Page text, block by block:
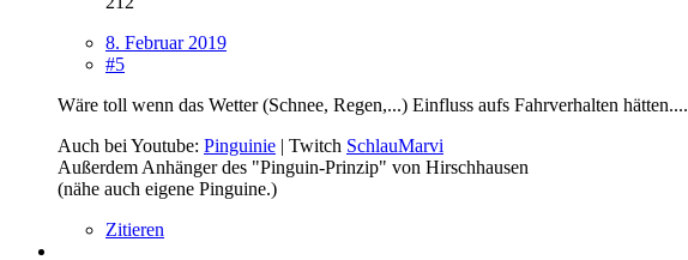
8. Februar 2019
#5
Wäre toll wenn das Wetter (Schnee, Regen,...) Einfluss aufs Fahrverhalten hätten....
Auch bei Youtube: Pinguinie | Twitch SchlauMarvi
Außerdem Anhänger des "Pinguin-Prinzip" von Hirschhausen
(nähe auch eigene Pinguine.)
Zitieren